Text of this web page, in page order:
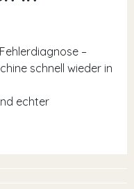
–
schnell wieder in
echter